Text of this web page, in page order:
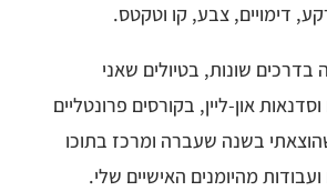
דימויים, צבע, קו וטקטס.
שונות, בטיולים שאני
און-ליין, בקורסים פרונטליים
בשנה שעברה ומרכז בתוכו
מהיומנים האישיים שלי.